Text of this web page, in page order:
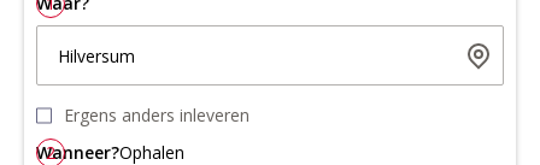
Hilversum
Ergens anders inleveren
2
Wanneer?Ophalen